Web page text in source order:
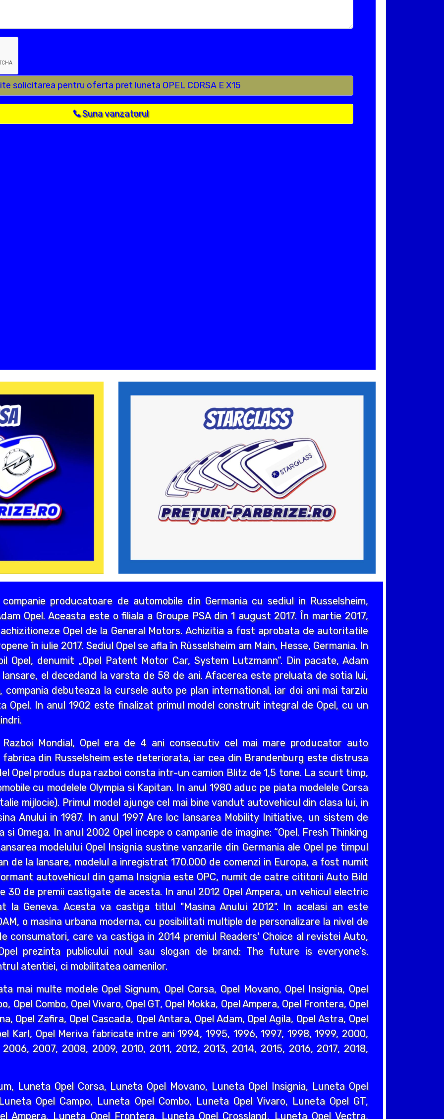
solicitarea pentru oferta pret luneta OPEL CORSA E X15
Suna vanzatorul
producatoare de automobile din Germania cu sediul in Russelsheim,
Opel. Aceasta este o filiala a Groupe PSA din 1 august 2017. În martie 2017,
Opel de la General Motors. Achizitia a fost aprobata de autoritatile
în iulie 2017. Sediul Opel se afla în Rüsselsheim am Main, Hesse, Germania. In
Opel, denumit „Opel Patent Motor Car, System Lutzmann”. Din pacate, Adam
el decedand la varsta de 58 de ani. Afacerea este preluata de sotia lui,
compania debuteaza la cursele auto pe plan international, iar doi ani mai tarziu
Opel. In anul 1902 este finalizat primul model construit integral de Opel, cu un
Mondial, Opel era de 4 ani consecutiv cel mai mare producator auto
din Russelsheim este deteriorata, iar cea din Brandenburg este distrusa
Opel produs dupa razboi consta intr-un camion Blitz de 1,5 tone. La scurt timp,
cu modelele Olympia si Kapitan. In anul 1980 aduc pe piata modelele Corsa
mijlocie). Primul model ajunge cel mai bine vandut autovehicul din clasa lui, in
Anului in 1987. In anul 1997 Are loc lansarea Mobility Initiative, un sistem de
Omega. In anul 2002 Opel incepe o campanie de imagine: “Opel. Fresh Thinking
modelului Opel Insignia sustine vanzarile din Germania ale Opel pe timpul
de la lansare, modelul a inregistrat 170.000 de comenzi in Europa, a fost numit
autovehicul din gama Insignia este OPC, numit de catre cititorii Auto Bild
30 de premii castigate de acesta. In anul 2012 Opel Ampera, un vehicul electric
la Geneva. Acesta va castiga titlul "Masina Anului 2012". In acelasi an este
o masina urbana moderna, cu posibilitati multiple de personalizare la nivel de
consumatori, care va castiga in 2014 premiul Readers' Choice al revistei Auto,
prezinta publicului noul sau slogan de brand: The future is everyone’s.
atentiei, ci mobilitatea oamenilor.
mai multe modele Opel Signum, Opel Corsa, Opel Movano, Opel Insignia, Opel
Opel Combo, Opel Vivaro, Opel GT, Opel Mokka, Opel Ampera, Opel Frontera, Opel
Opel Zafira, Opel Cascada, Opel Antara, Opel Adam, Opel Agila, Opel Astra, Opel
Karl, Opel Meriva fabricate intre ani 1994, 1995, 1996, 1997, 1998, 1999, 2000,
2007, 2008, 2009, 2010, 2011, 2012, 2013, 2014, 2015, 2016, 2017, 2018,
Luneta Opel Corsa, Luneta Opel Movano, Luneta Opel Insignia, Luneta Opel
Opel Campo, Luneta Opel Combo, Luneta Opel Vivaro, Luneta Opel GT,
Ampera, Luneta Opel Frontera, Luneta Opel Crossland, Luneta Opel Vectra,